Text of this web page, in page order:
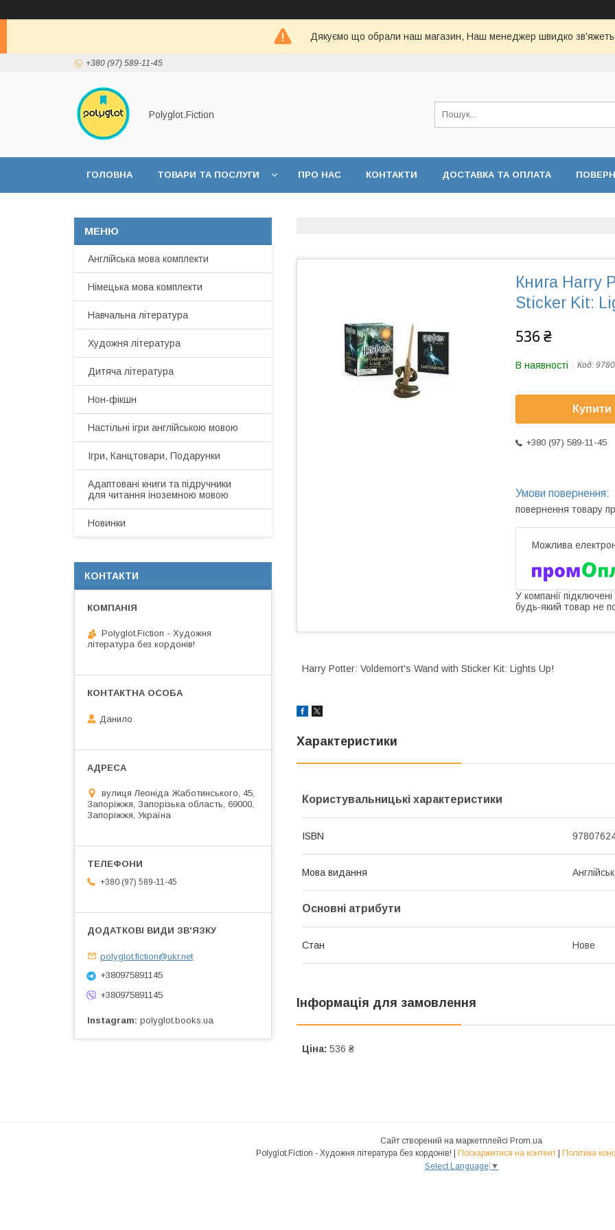
Дякуємо що обрали наш магазин, Наш менеджер швидко
+380 (97) 589-11-45
Polyglot.Fiction
ГОЛОВНА ТОВАРИ ТА ПОСЛУГИ ПРО НАС КОНТАКТИ ДОСТАВКА ТА ОПЛАТА
Книга Harry
Sticker Kit:
536 ₴
В наявності Код:
Купити
+380 (97) 589-11-45
повернення товару
У компанії
будь-який товар не
Harry Potter: Voldemort's Wand with Sticker Kit: Lights Up!
Характеристики
Користувальницькі характеристики
ISBN
Мова видання
Основні атрибути
Стан Нове
Інформація для замовлення
Ціна: 536 ₴
Англійська мова комплекти
Німецька мова комплекти
Навчальна література
Художня література
Дитяча література
Нон-фікшн
Настільні ігри англійською мовою
Ігри, Канцтовари, Подарунки
Адаптовані книги та підручники
для читання іноземною мовою
Новинки
КОНТАКТИ
Polyglot.Fiction - Художня
література без кордонів!
Данило
вулиця Леоніда Жаботинського, 45,
Запоріжжя, Запорізька область, 69000,
Запоріжжя, Україна
+380 (97) 589-11-45
polyglot.fiction@ukr.net
+380975891145
+380975891145
Instagram polyglot.books.ua
Сайт створений на маркетплейсі Prom.ua
Polyglot.Fiction - Художня література без кордонів! | Поскаржитися на контент | Політика
Select Language ▼